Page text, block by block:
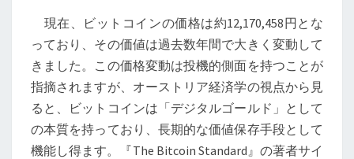
ー
ス
ト
リ
ア
経
現在、ビットコインの価格は約12,170,458円とな
っており、その価値は過去数年間で大きく変動して
きました。この価格変動は投機的側面を持つことが
指摘されますが、オーストリア経済学の視点から見
ると、ビットコインは「デジタルゴールド」として
の本質を持っており、長期的な価値保存手段として
機能し得ます。『The Bitcoin Standard』の著者サイ